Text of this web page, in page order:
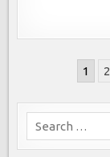
1 2
Search
for: